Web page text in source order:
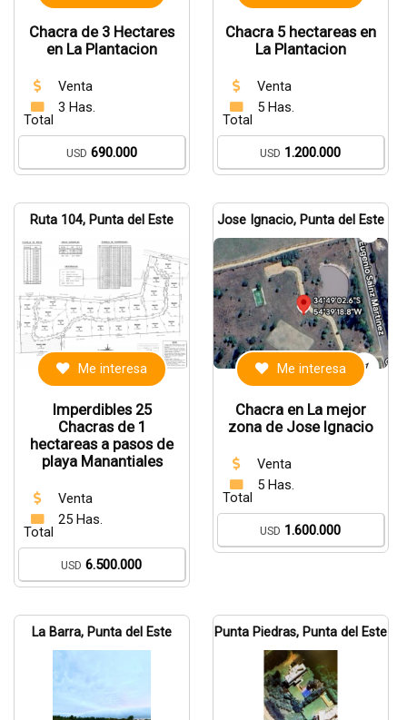
Chacra de 3 Hectares
en La Plantacion
Venta
3 Has.
Total
USD 690.000
Chacra 5 hectareas en
La Plantacion
Venta
5 Has.
Total
USD 1.200.000
Ruta 104, Punta del Este
Me interesa
Imperdibles 25
Chacras de 1
hectareas a pasos de
playa Manantiales
Venta
25 Has.
Total
USD 6.500.000
Jose Ignacio, Punta del Este
Me interesa
Chacra en La mejor
zona de Jose Ignacio
Venta
5 Has.
Total
USD 1.600.000
La Barra, Punta del Este Punta Piedras, Punta del Este